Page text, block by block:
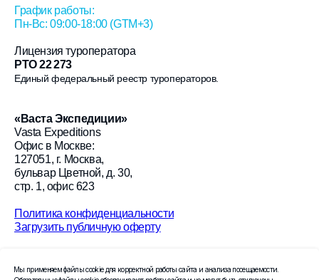
График работы:
Пн-Вс: 09:00-18:00 (GTM+3)
Лицензия туроператора
РТО 22 273
Единый федеральный реестр туроператоров.
« Васта Экспедиции»
Vasta Expeditions
Офис в Москве:
127051, г. Москва,
бульвар Цветной, д. 30,
стр. 1, офис 623
Политика конфиденциальности
Загрузить публичную оферту
Мы применяем файлы cookie для корректной работы сайта и анализа посещаемости.